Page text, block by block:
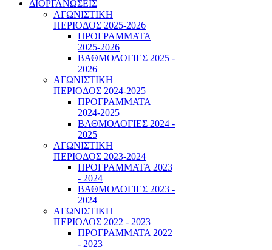
ΔΙΟΡΓΑΝΩΣΕΙΣ
ΑΓΩΝΙΣΤΙΚΗ
ΠΕΡΙΟΔΟΣ 2025-2026
ΠΡΟΓΡΑΜΜΑΤΑ
2025-2026
ΒΑΘΜΟΛΟΓΙΕΣ 2025 -
2026
ΑΓΩΝΙΣΤΙΚΗ
ΠΕΡΙΟΔΟΣ 2024-2025
ΠΡΟΓΡΑΜΜΑΤΑ
2024-2025
ΒΑΘΜΟΛΟΓΙΕΣ 2024 -
2025
ΑΓΩΝΙΣΤΙΚΗ
ΠΕΡΙΟΔΟΣ 2023-2024
ΠΡΟΓΡΑΜΜΑΤΑ 2023
- 2024
ΒΑΘΜΟΛΟΓΙΕΣ 2023 -
2024
ΑΓΩΝΙΣΤΙΚΗ
ΠΕΡΙΟΔΟΣ 2022 - 2023
ΠΡΟΓΡΑΜΜΑΤΑ 2022
- 2023